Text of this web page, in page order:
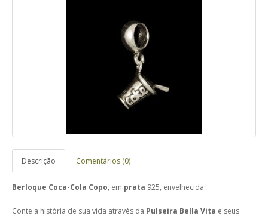
Descrição Comentários (0)
Berloque Coca-Cola Copo, em prata 925, envelhecida.
Conte a história de sua vida através da Pulseira Bella Vita e seus